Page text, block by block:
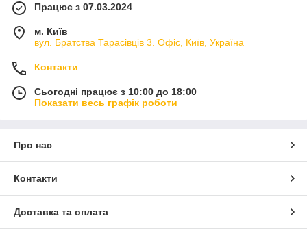
Працює з 07.03.2024
м. Київ
вул. Братства Тарасівців 3. Офіс, Київ, Україна
Контакти
Сьогодні працює з 10:00 до 18:00
Показати весь графік роботи
Про нас
Контакти
Доставка та оплата